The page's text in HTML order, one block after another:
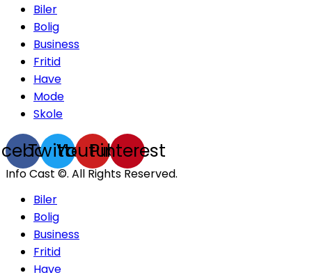
Biler
Bolig
Business
Fritid
Have
Mode
Skole
TwitterYoutube
Pinterest
Info Cast ©. All Rights Reserved.
Biler
Bolig
Business
Fritid
Have